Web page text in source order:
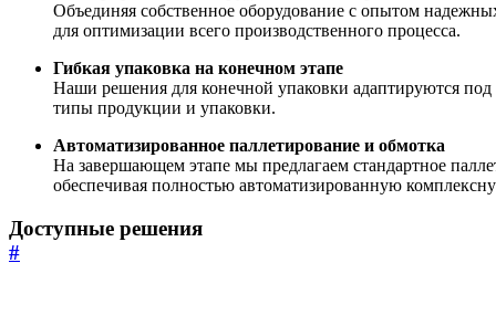
Объединяя собственное оборудование с опытом
для оптимизации всего производственного процесса.
Гибкая упаковка на конечном этапе
Наши решения для конечной упаковки адаптируются
типы продукции и упаковки.
Автоматизированное паллетирование и обмотка
На завершающем этапе мы предлагаем стандартное
обеспечивая полностью автоматизированную
Доступные решения
#